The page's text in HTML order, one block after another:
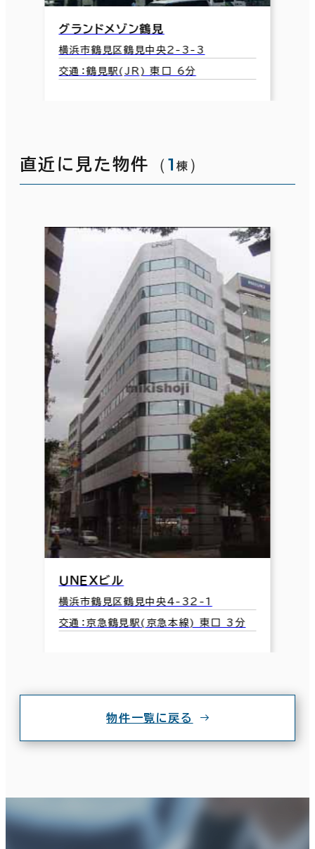
グランドメゾン鶴見
横浜市鶴見区鶴見中央2-3-3
交通：鶴見駅(JR) 東口 6分
直近に見た物件 （1 棟 ）
ＵＮＥＸビル
横浜市鶴見区鶴見中央4-32-1
交通：京急鶴見駅(京急本線) 東口 3分
物件一覧に戻る